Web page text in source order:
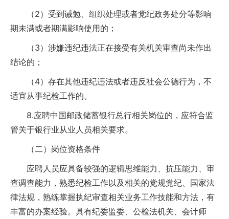
（2）受到诫勉、组织处理或者党纪政务处分等影响
期未满或者期满影响使用的；
（3）涉嫌违纪违法正在接受有关机关审查尚未作出
结论的；
（4）存在其他违纪违法或者违反社会公德行为，不
适宜从事纪检工作的。
8.应聘中国邮政储蓄银行总行相关岗位的，应符合监
管关于银行业从业人员相关要求。
（二）岗位资格条件
应聘人员应具备较强的逻辑思维能力、抗压能力、审
查调查能力，熟悉纪检工作以及相关的党规党纪、国家法
律法规，熟练掌握执纪审查相关业务工作技能和方法，有
丰富的办案经验。具有纪委监委、公检法机关、会计师